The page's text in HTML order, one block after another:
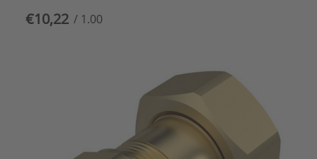
€10,22 / 1.00